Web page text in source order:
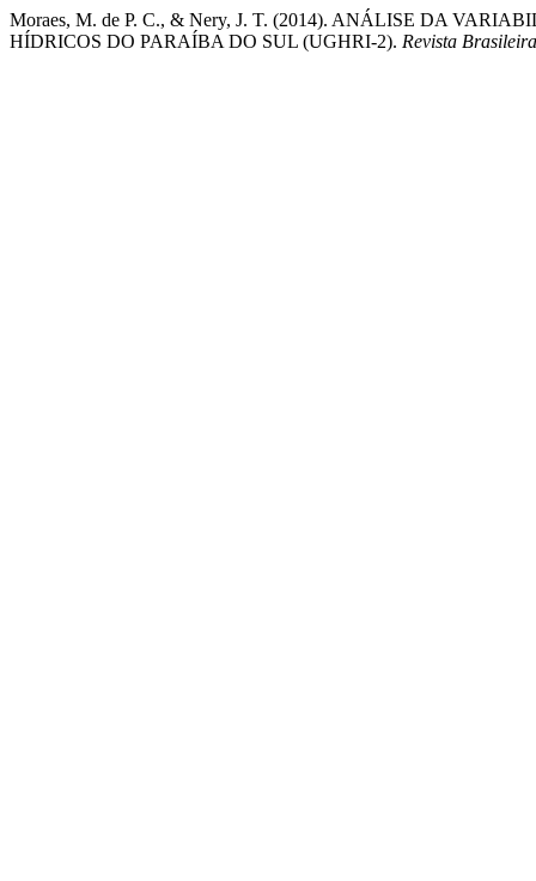
Moraes, M. de P. C., & Nery, J. T. (2014). ANÁLISE DA
HÍDRICOS DO PARAÍBA DO SUL (UGHRI-2). Revista